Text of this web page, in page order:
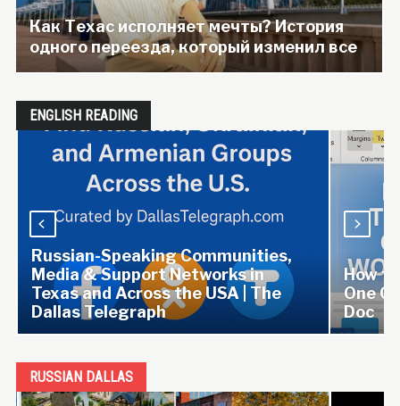
Как Техас исполняет мечты? История
одного переезда, который изменил все
ENGLISH READING
Russian-Speaking Communities,
Media & Support Networks in
Texas and Across the USA | The
Dallas Telegraph
How
One
Doc
RUSSIAN DALLAS